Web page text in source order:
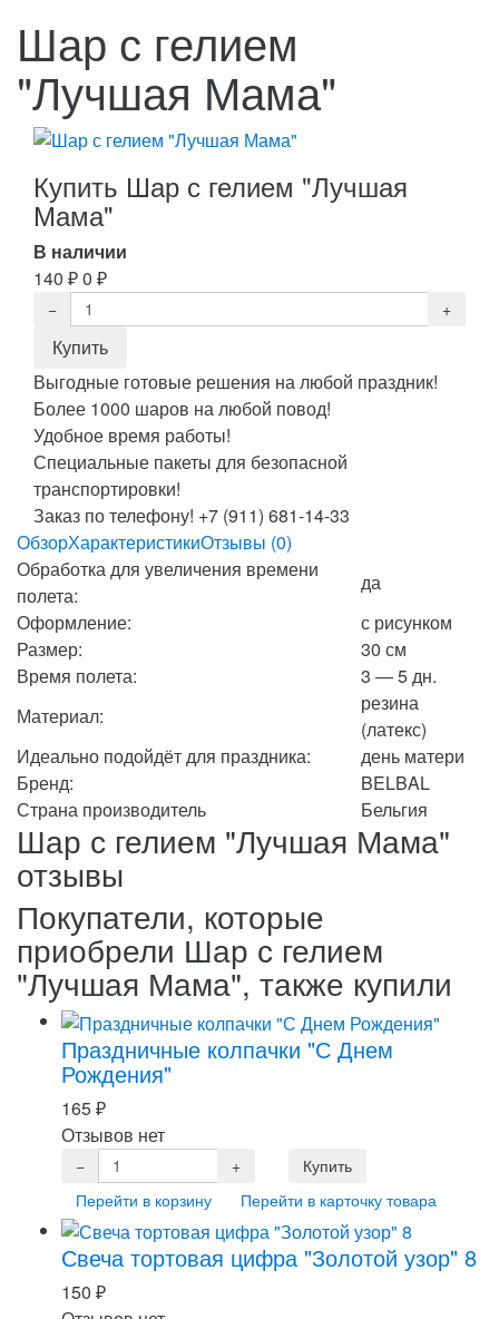
Шар с гелием
"Лучшая Мама"
Купить Шар с гелием "Лучшая
Мама"
В наличии
140 ₽0 ₽
Выгодные готовые решения на любой праздник!
Более 1000 шаров на любой повод!
Удобное время работы!
Специальные пакеты для безопасной
транспортировки!
Заказ по телефону! +7 (911) 681-14-33
ОбзорХарактеристикиОтзывы (0)
Обработка для увеличения времени
полета:
да
Оформление:
с рисунком
Размер:
30 см
Время полета:
3 — 5 дн.
Материал:
резина
(латекс)
Идеально подойдёт для праздника:
день матери
Бренд:
BELBAL
Страна производитель
Бельгия
Шар с гелием "Лучшая Мама"
отзывы
Покупатели, которые
приобрели Шар с гелием
"Лучшая Мама", также купили
Праздничные колпачки "С Днем
Рождения"
165₽
Отзывов нет
Перейти в корзину Перейти в карточку товара
Свеча тортовая цифра "Золотой узор" 8
150 ₽